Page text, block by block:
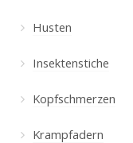
Husten
Insektenstiche
Kopfschmerzen
Krampfadern